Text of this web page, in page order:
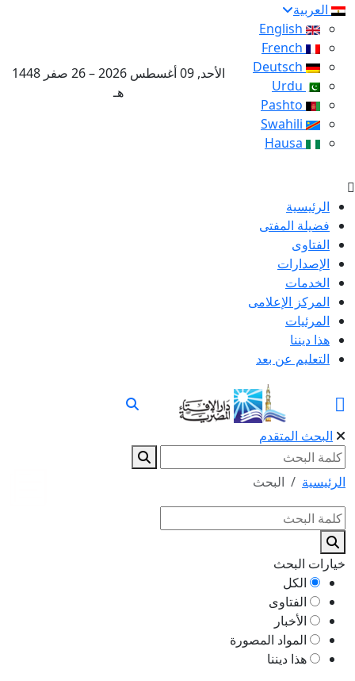
العربية
الأحد, 09 أغسطس 2026 – 26 صفر 1448
هـ
الرئيسية
فضيلة المفتى
الفتاوى
الإصدارات
الخدمات
المركز الإعلامى
المرئيات
هذا ديننا
التعليم عن بعد
البحث المتقدم
الرئيسية البحث
خيارات البحث
الكل
الفتاوى
الأخبار
المواد المصورة
هذا ديننا